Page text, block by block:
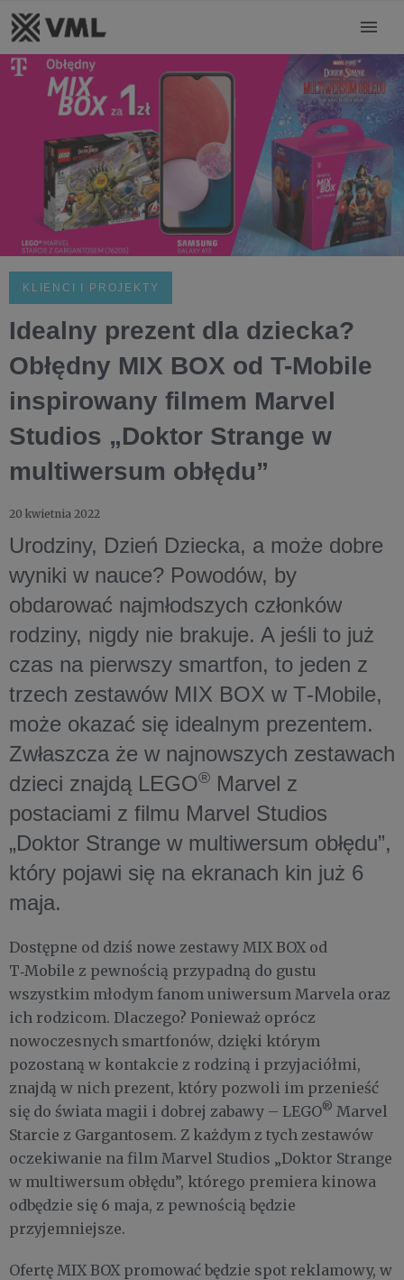
KLIENCI I PROJEKTY
Idealny prezent dla dziecka?
Obłędny MIX BOX od T-Mobile
inspirowany filmem Marvel
Studios „Doktor Strange w
multiwersum obłędu”
20 kwietnia 2022
Urodziny, Dzień Dziecka, a może dobre
wyniki w nauce? Powodów, by
obdarować najmłodszych członków
rodziny, nigdy nie brakuje. A jeśli to już
czas na pierwszy smartfon, to jeden z
trzech zestawów MIX BOX w T‑Mobile,
może okazać się idealnym prezentem.
Zwłaszcza że w najnowszych zestawach
dzieci znajdą LEGO® Marvel z
postaciami z filmu Marvel Studios
„Doktor Strange w multiwersum obłędu”,
który pojawi się na ekranach kin już 6
maja.
Dostępne od dziś nowe zestawy MIX BOX od
T‑Mobile z pewnością przypadną do gustu
wszystkim młodym fanom uniwersum Marvela oraz
ich rodzicom. Dlaczego? Ponieważ oprócz
nowoczesnych smartfonów, dzięki którym
pozostaną w kontakcie z rodziną i przyjaciółmi,
znajdą w nich prezent, który pozwoli im przenieść
się do świata magii i dobrej zabawy – LEGO® Marvel
Starcie z Gargantosem. Z każdym z tych zestawów
oczekiwanie na film Marvel Studios „Doktor Strange
w multiwersum obłędu”, którego premiera kinowa
odbędzie się 6 maja, z pewnością będzie
przyjemniejsze.
Ofertę MIX BOX promować będzie spot reklamowy, w